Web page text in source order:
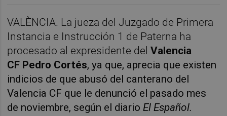
VALÈNCIA. La jueza del Juzgado de Primera
Instancia e Instrucción 1 de Paterna ha
procesado al expresidente del Valencia
CF Pedro Cortés, ya que, aprecia que existen
indicios de que abusó del canterano del
Valencia CF que le denunció el pasado mes
de noviembre, según el diario El Español.